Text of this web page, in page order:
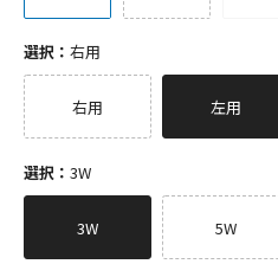
選択： 右用
右用 左用
選択： 3W
3W 5W